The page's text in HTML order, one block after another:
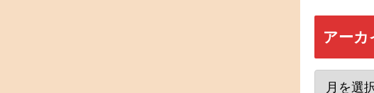
アーカ